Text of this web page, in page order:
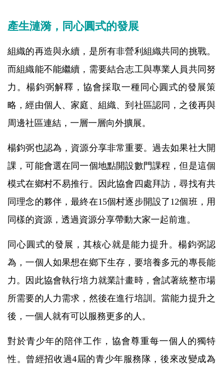
產生漣漪，同心圓式的發展
組織的再造與永續，是所有非營利組織共同的挑戰。
而組織能不能繼續，需要結合志工與專業人員共同努
力。楊鈞弼解釋，協會採取一種同心圓式的發展策
略，經由個人、家庭、組織、到社區認同，之後再與
周邊社區連結，一層一層向外擴展。
楊鈞弼也認為，資源分享非常重要。過去如果社大開
課，可能會選在同一個地點開設數門課程，但是這個
模式在鄉村不易推行。因此協會四處拜訪，尋找有共
同理念的夥伴，最終在15個村逐步開設了12個班，用
同樣的資源，透過資源分享帶動大家一起前進。
同心圓式的發展，其核心就是能力提升。楊鈞弼認
為，一個人如果想在鄉下生存，要培養多元的專長能
力。因此協會執行培力就業計畫時，會試著統整市場
所需要的人力需求，然後在進行培訓。當能力提升之
後，一個人就有可以服務更多的人。
對於青少年的陪伴工作，協會尊重每一個人的獨特
性。曾經招收過4屆的青少年服務隊，後來改變成為